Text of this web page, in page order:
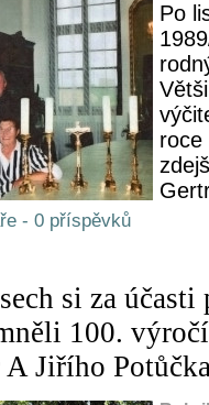
Po
roce
- 0 příspěvků
si za
100.
Jiřího